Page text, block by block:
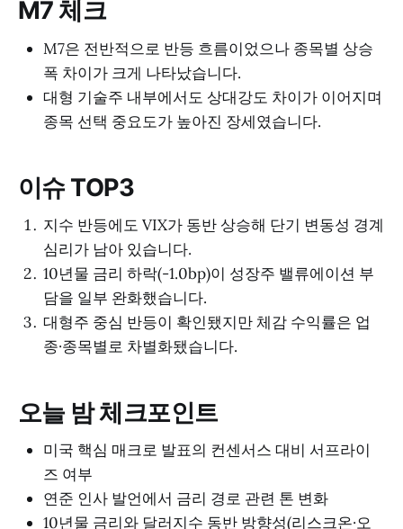
M7 체크
M7은 전반적으로 반등 흐름이었으나 종목별 상승
폭 차이가 크게 나타났습니다.
대형 기술주 내부에서도 상대강도 차이가 이어지며
종목 선택 중요도가 높아진 장세였습니다.
이슈 TOP3
지수 반등에도 VIX가 동반 상승해 단기 변동성 경계
심리가 남아 있습니다.
10년물 금리 하락(-1.0bp)이 성장주 밸류에이션 부
담을 일부 완화했습니다.
대형주 중심 반등이 확인됐지만 체감 수익률은 업
종·종목별로 차별화됐습니다.
오늘 밤 체크포인트
미국 핵심 매크로 발표의 컨센서스 대비 서프라이
즈 여부
연준 인사 발언에서 금리 경로 관련 톤 변화
10년물 금리와 달러지수 동반 방향성(리스크온·오